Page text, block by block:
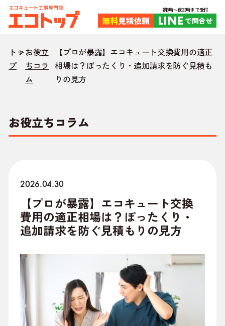
無料見積依頼
朝8時〜夜23時まで受付
LINE で問合せ
トッ
プ
お役立
ちコラ
ム
【プロが暴露】エコキュート交換費用の適正
相場は？ぼったくり・追加請求を防ぐ見積も
りの見方
お役立ちコラム
2026.04.30
【プロが暴露】エコキュート交換
費用の適正相場は？ぼったくり・
追加請求を防ぐ見積もりの見方